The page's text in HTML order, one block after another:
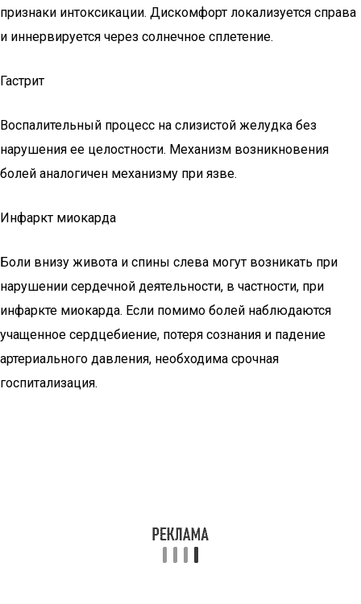
признаки интоксикации. Дискомфорт локализуется справа
и иннервируется через солнечное сплетение.
Гастрит
Воспалительный процесс на слизистой желудка без
нарушения ее целостности. Механизм возникновения
болей аналогичен механизму при язве.
Инфаркт миокарда
Боли внизу живота и спины слева могут возникать при
нарушении сердечной деятельности, в частности, при
инфаркте миокарда. Если помимо болей наблюдаются
учащенное сердцебиение, потеря сознания и падение
артериального давления, необходима срочная
госпитализация.